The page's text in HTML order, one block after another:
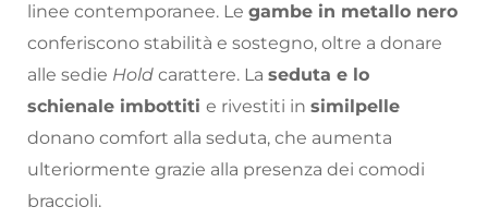
linee contemporanee. Le gambe in metallo nero
conferiscono stabilità e sostegno, oltre a donare
alle sedie Hold carattere. La seduta e lo
schienale imbottiti e rivestiti in similpelle
donano comfort alla seduta, che aumenta
ulteriormente grazie alla presenza dei comodi
braccioli.